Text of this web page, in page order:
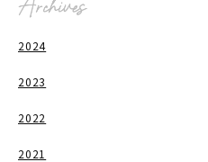
2024
2023
2022
2021